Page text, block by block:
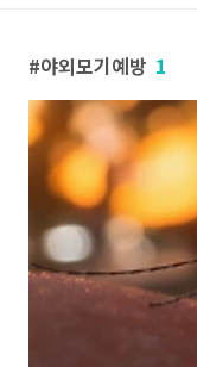
야외모기예방 1